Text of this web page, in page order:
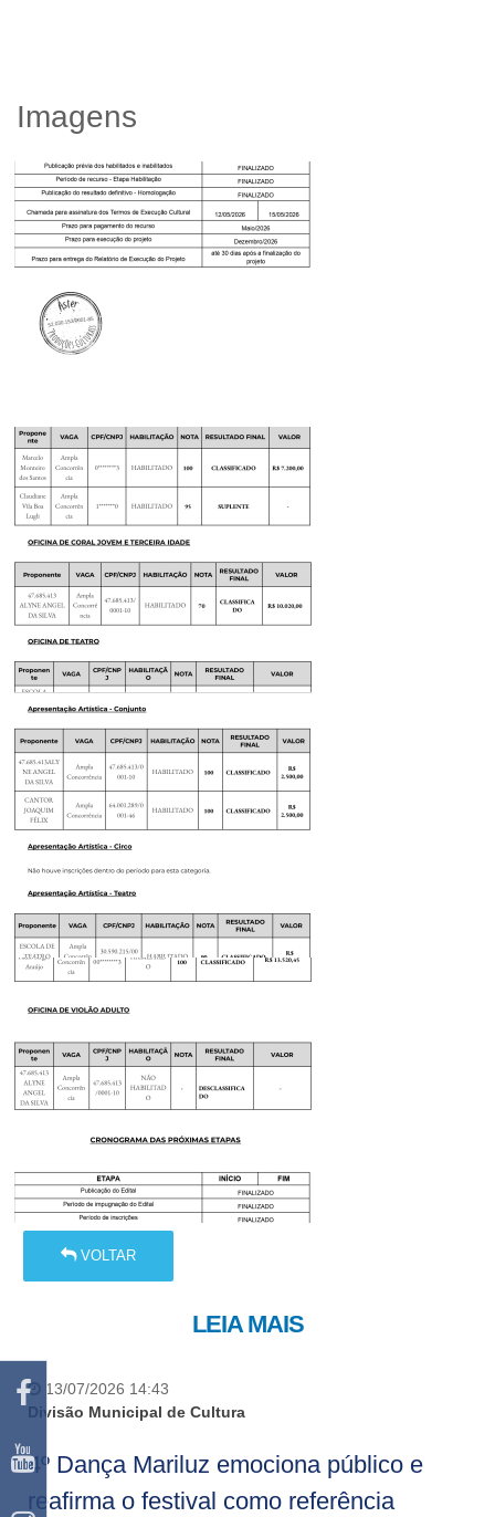
Imagens
VOLTAR
LEIA MAIS
13/07/2026 14:43
Divisão Municipal de Cultura
4º Dança Mariluz emociona público e
reafirma o festival como referência